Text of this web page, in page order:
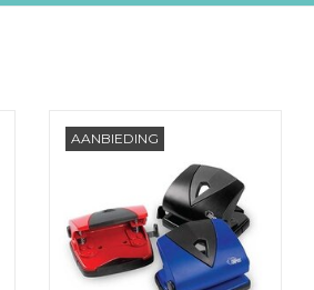
AANBIEDINGP220PR, rood
TOEVOEGEN AAN
WINKELWAGEN